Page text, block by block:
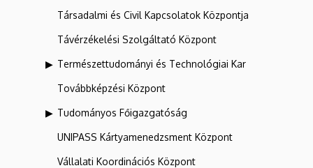
Társadalmi és Civil Kapcsolatok Központja
Távérzékelési Szolgáltató Központ
Természettudományi és Technológiai Kar
Továbbképzési Központ
Tudományos Főigazgatóság
UNIPASS Kártyamenedzsment Központ
Vállalati Koordinációs Központ